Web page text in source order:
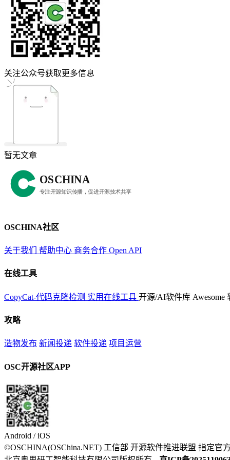
关注公众号获取更多信息
暂无文章
OSCHINA社区
关于我们 帮助中心 商务合作 Open API
在线工具
CopyCat-代码克隆检测 实用在线工具 开源/AI软件库 Awesome
攻略
造物发布 新闻投递 软件投递 项目运营
OSC开源社区APP
Android / iOS
©OSCHINA(OSChina.NET) 工信部 开源软件推进联盟 指定官